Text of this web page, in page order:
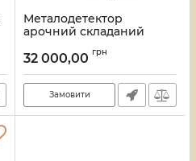
Металодетектор
арочний складаний
16797
Артикул:13_10328/16797
32 000,00 грн
Замовити